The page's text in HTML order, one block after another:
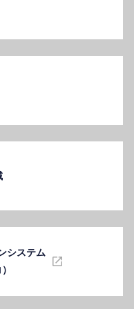
システム